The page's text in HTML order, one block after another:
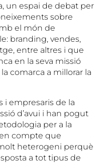
un espai de debat per
sobre
el món de
branding, vendes,
entre altres i que
en la seva missió
comarca a millorar la
i empresaris de la
d’avui i han pogut
per a la
compte que
heterogeni perquè
a tot tipus de